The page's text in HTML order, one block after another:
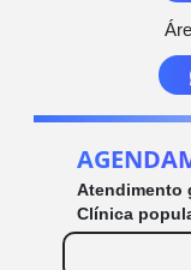
Atendimento
Clínica